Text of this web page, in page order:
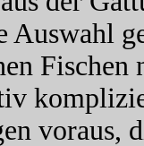
Auswahl
Fischen
voraus,